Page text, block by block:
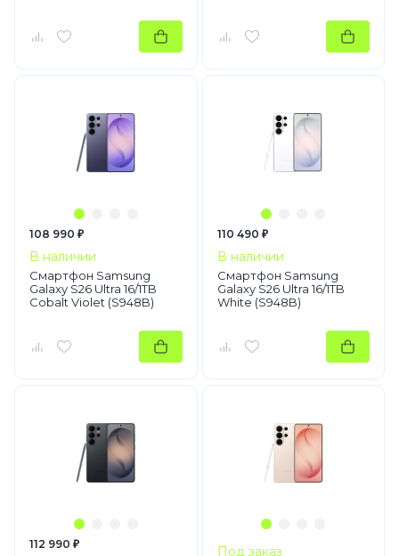
108 990 ₽
В наличии
Смартфон Samsung
Galaxy S26 Ultra 16/1TB
Cobalt Violet (S948B)
110 490 ₽
В наличии
Смартфон Samsung
Galaxy S26 Ultra 16/1TB
White (S948B)
112 990 ₽ Под заказ